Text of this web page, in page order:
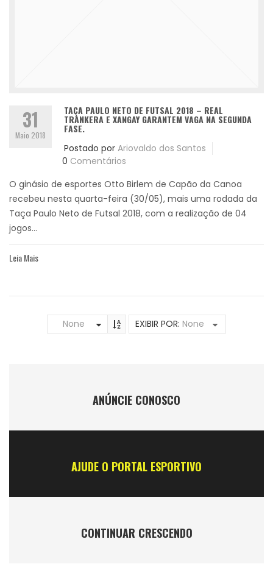
31
Maio 2018
TAÇA PAULO NETO DE FUTSAL 2018 – REAL
TRANKERA E XANGAY GARANTEM VAGA NA SEGUNDA
FASE.
Postado por Ariovaldo dos Santos
0 Comentários
O ginásio de esportes Otto Birlem de Capão da Canoa
recebeu nesta quarta-feira (30/05), mais uma rodada da
Taça Paulo Neto de Futsal 2018, com a realização de 04
jogos...
Leia Mais
None EXIBIR POR: None
ANÚNCIE CONOSCO
AJUDE O PORTAL ESPORTIVO
CONTINUAR CRESCENDO